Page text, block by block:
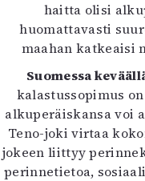
haitta olisi
huomattavasti
maahan katkeaisi
Suomessa
kalastussopimus
alkuperäiskansa voi
Teno-joki virtaa
jokeen liittyy
perinnetietoa,